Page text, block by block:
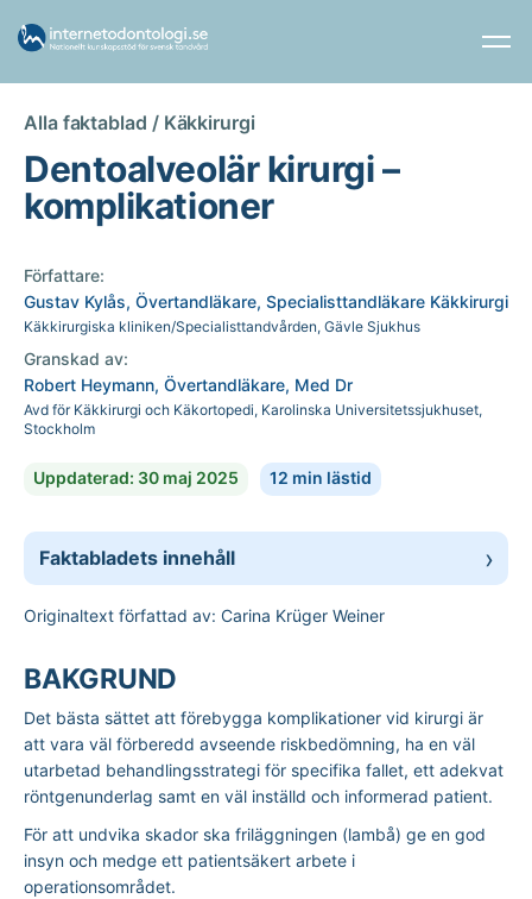
Alla faktablad / Käkkirurgi
Dentoalveolär kirurgi –
komplikationer
Författare:
Gustav Kylås, Övertandläkare, Specialisttandläkare Käkkirurgi
Käkkirurgiska kliniken/Specialisttandvården, Gävle Sjukhus
Granskad av:
Robert Heymann, Övertandläkare, Med Dr
Avd för Käkkirurgi och Käkortopedi, Karolinska Universitetssjukhuset,
Stockholm
Uppdaterad: 30 maj 2025 12 min lästid
Faktabladets innehåll
Originaltext författad av: Carina Krüger Weiner
BAKGRUND
Det bästa sättet att förebygga komplikationer vid kirurgi är
att vara väl förberedd avseende riskbedömning, ha en väl
utarbetad behandlingsstrategi för specifika fallet, ett adekvat
röntgenunderlag samt en väl inställd och informerad patient.
För att undvika skador ska friläggningen (lambå) ge en god
insyn och medge ett patientsäkert arbete i
operationsområdet.